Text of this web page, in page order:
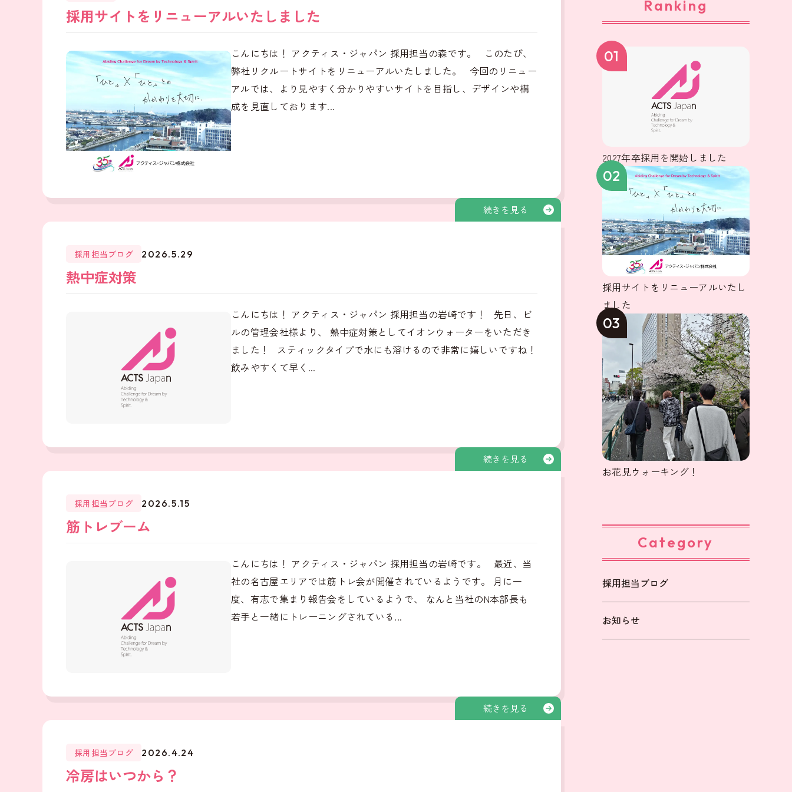
採用サイトをリニューアルいたしました
こんにちは！ アクティス・ジャパン 採用担当の森です。 このたび、
弊社リクルートサイトをリニューアルいたしました。 今回のリニュー
アルでは、より見やすく分かりやすいサイトを目指し、デザインや構
成を見直しております...
続きを見る
採用担当ブログ 2026.5.29
熱中症対策
こんにちは！ アクティス・ジャパン 採用担当の岩崎です！ 先日、ビ
ルの管理会社様より、 熱中症対策としてイオンウォーターをいただき
ました！ スティックタイプで水にも溶けるので非常に嬉しいですね！
飲みやすくて早く...
続きを見る
採用担当ブログ 2026.5.15
筋トレブーム
こんにちは！ アクティス・ジャパン 採用担当の岩崎です。 最近、当
社の名古屋エリアでは筋トレ会が開催されているようです。 月に一
度、有志で集まり報告会をしているようで、 なんと当社のN本部長も
若手と一緒にトレーニングされている...
続きを見る
採用担当ブログ 2026.4.24
冷房はいつから？
Ranking
01
2027年卒採用を開始しました
02
採用サイトをリニューアルいたし
ました
03
お花見ウォーキング！
Category
採用担当ブログ
お知らせ